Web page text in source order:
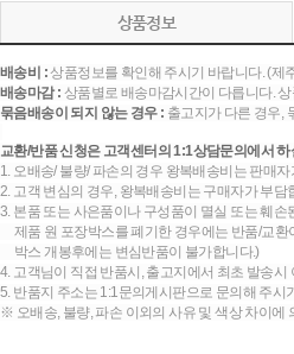
상품정보
배송비 :상품정보를 확인해 주시기 바랍니다. (제
배송마감 : 상품별로 배송마감시간이 다릅니다.
묶음배송이 되지 않는 경우 : 출고지가 다른 경우,
교환/반품 신청은 고객센터의 1:1상담문의에서 하
1. 오배송/ 불량/ 파손의 경우 왕복배송비는 판매
2. 고객 변심의 경우, 왕복배송비는 구매자가 부담
3. 본품 또는 사은품이나 구성품이 멸실 또는 훼
제품 원 포장박스를 폐기한 경우에는 반품/교환
박스 개봉후에는 변심반품이 불가합니다.)
4. 고객님이 직접 반품시, 출고지에서 최초 발송
5. 반품지 주소는 1:1문의게시판으로 문의해 주시
※ 오배송, 불량, 파손 이외의 사유 및 색상 차이에